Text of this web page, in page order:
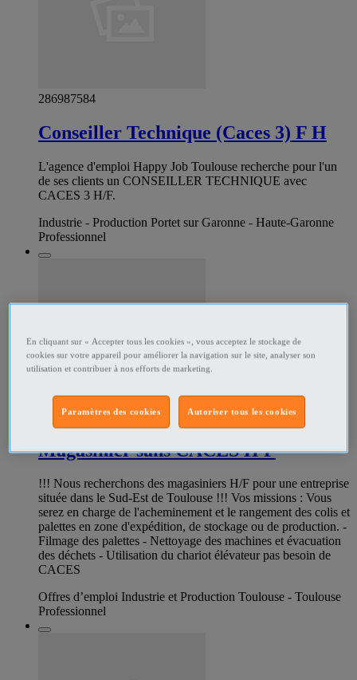
286987584
Conseiller Technique (Caces 3) F H
L'agence d'emploi Happy Job Toulouse recherche pour l'un
de ses clients un CONSEILLER TECHNIQUE avec
CACES 3 H/F.
Industrie - Production Portet sur Garonne - Haute-Garonne
Professionnel
286230815
Magasinier sans CACES H F
!!! Nous recherchons des magasiniers H/F pour une entreprise
située dans le Sud-Est de Toulouse !!! Vos missions : Vous
serez en charge de l'acheminement et le rangement des colis et
palettes en zone d'expédition, de stockage ou de production. -
Filmage des palettes - Nettoyage des machines et évacuation
des déchets - Utilisation du chariot élévateur pas besoin de
CACES
Offres d’emploi Industrie et Production Toulouse - Toulouse
Professionnel
En cliquant sur « Accepter tous les cookies », vous acceptez le stockage de
cookies sur votre appareil pour améliorer la navigation sur le site, analyser son
utilisation et contribuer à nos efforts de marketing.
Autoriser tous les cookies
Paramètres des cookies